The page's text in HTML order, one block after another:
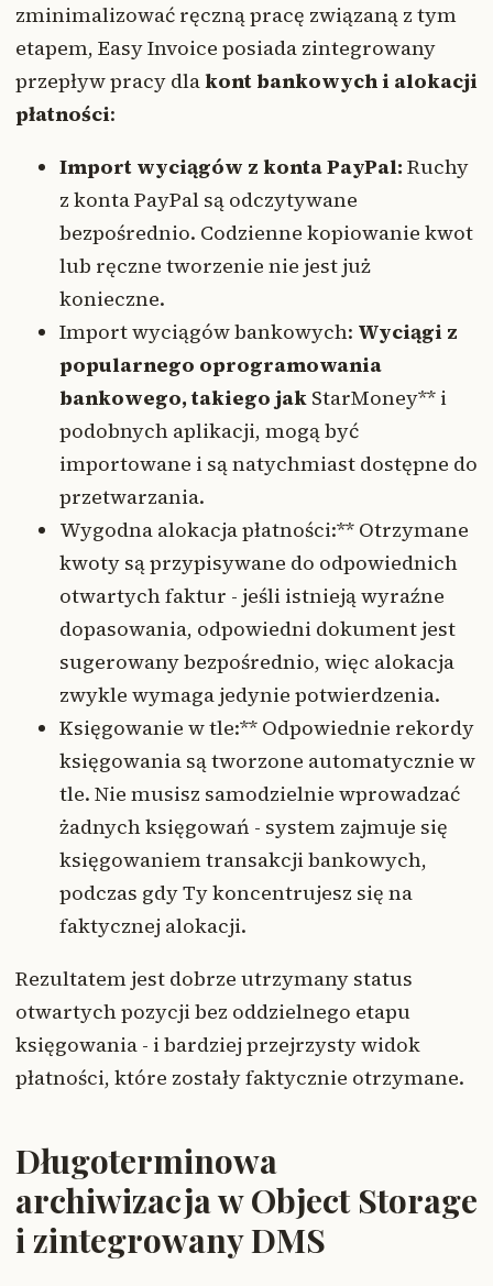
zminimalizować ręczną pracę związaną z tym
etapem, Easy Invoice posiada zintegrowany
przepływ pracy dlakont bankowych i alokacji
płatności:
Import wyciągów z konta PayPal: Ruchy
z konta PayPal są odczytywane
bezpośrednio. Codzienne kopiowanie kwot
lub ręczne tworzenie nie jest już
konieczne.
Import wyciągów bankowych: Wyciągi z
popularnego oprogramowania
bankowego, takiego jak StarMoney** i
podobnych aplikacji, mogą być
importowane i są natychmiast dostępne do
przetwarzania.
Wygodna alokacja płatności:** Otrzymane
kwoty są przypisywane do odpowiednich
otwartych faktur - jeśli istnieją wyraźne
dopasowania, odpowiedni dokument jest
sugerowany bezpośrednio, więc alokacja
zwykle wymaga jedynie potwierdzenia.
Księgowanie w tle:** Odpowiednie rekordy
księgowania są tworzone automatycznie w
tle. Nie musisz samodzielnie wprowadzać
żadnych księgowań - system zajmuje się
księgowaniem transakcji bankowych,
podczas gdy Ty koncentrujesz się na
faktycznej alokacji.
Rezultatem jest dobrze utrzymany status
otwartych pozycji bez oddzielnego etapu
księgowania - i bardziej przejrzysty widok
płatności, które zostały faktycznie otrzymane.
Długoterminowa
archiwizacja w Object Storage
i zintegrowany DMS